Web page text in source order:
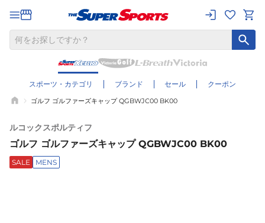
スポーツ・カテゴリ ブランド セール クーポン
ゴルフ ゴルファーズキャップ QGBWJC00 BK00
ルコックスポルティフ
ゴルフ ゴルファーズキャップ QGBWJC00 BK00
SALE MENS